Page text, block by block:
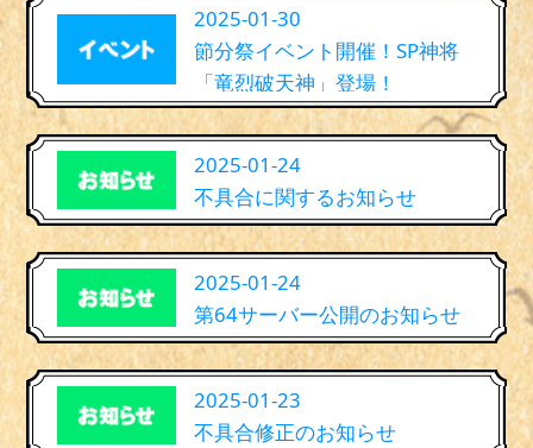
2025-01-30
節分祭イベント開催！SP神将
「竜烈破天神」登場！
2025-01-24
不具合に関するお知らせ
2025-01-24
第64サーバー公開のお知らせ
2025-01-23
不具合修正のお知らせ